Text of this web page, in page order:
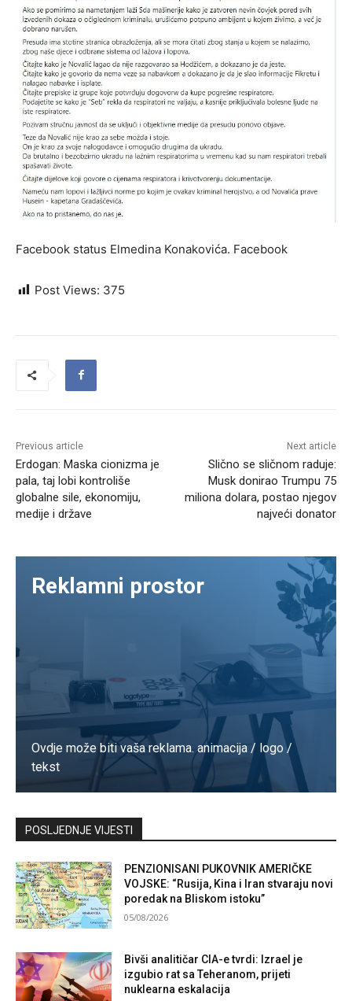
Facebook status Elmedina Konakovića. Facebook
Post Views: 375
Previous article
Erdogan: Maska cionizma je
pala, taj lobi kontroliše
globalne sile, ekonomiju,
medije i države
Next article
Slično se sličnom raduje:
Musk donirao Trumpu 75
miliona dolara, postao njegov
najveći donator
Reklamni prostor
Ovdje može biti vaša reklama. animacija / logo /
tekst
Kontaktirajte nas
POSLJEDNJE VIJESTI
PENZIONISANI PUKOVNIK AMERIČKE
VOJSKE: “Rusija, Kina i Iran stvaraju novi
poredak na Bliskom istoku”
05/08/2026
Bivši analitičar CIA-e tvrdi: Izrael je
izgubio rat sa Teheranom, prijeti
nuklearna eskalacija